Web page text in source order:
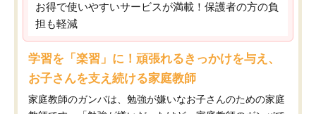
お得で使いやすいサービスが満載！保護者の方の負
担も軽減
学習を「楽習」に！頑張れるきっかけを与え、
お子さんを支え続ける家庭教師
家庭教師のガンバは、勉強が嫌いなお子さんのための家庭